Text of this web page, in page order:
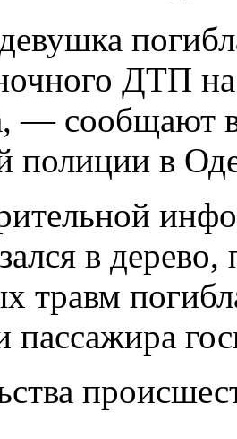
ДТП
— сообщают
полиции в
в
травм
пассажира